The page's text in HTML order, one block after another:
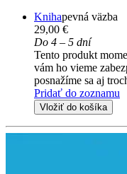
Knihapevná väzba
29,00 €
Do 4 – 5 dní
Tento produkt
vám ho vieme
posnažíme sa aj
Pridať do zoznamu
Vložiť do košíka